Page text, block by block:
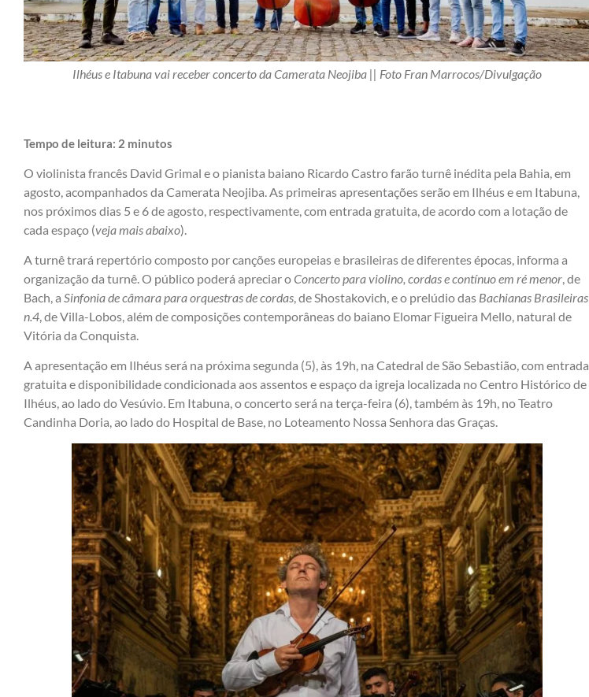
Ilhéus e Itabuna vai receber concerto da Camerata Neojiba || Foto Fran Marrocos/Divulgação
Tempo de leitura: 2 minutos
O violinista francês David Grimal e o pianista baiano Ricardo Castro farão turnê inédita pela Bahia, em
agosto, acompanhados da Camerata Neojiba. As primeiras apresentações serão em Ilhéus e em Itabuna,
nos próximos dias 5 e 6 de agosto, respectivamente, com entrada gratuita, de acordo com a lotação de
cada espaço (veja mais abaixo).
A turnê trará repertório composto por canções europeias e brasileiras de diferentes épocas, informa a
organização da turnê. O público poderá apreciar oConcerto para violino, cordas e contínuo em ré menor, de
Bach, a Sinfonia de câmara para orquestras de cordas, de Shostakovich, e o prelúdio das Bachianas Brasileiras
n.4, de Villa-Lobos, além de composições contemporâneas do baiano Elomar Figueira Mello, natural de
Vitória da Conquista.
A apresentação em Ilhéus será na próxima segunda (5), às 19h, na Catedral de São Sebastião, com entrada
gratuita e disponibilidade condicionada aos assentos e espaço da igreja localizada no Centro Histórico de
Ilhéus, ao lado do Vesúvio. Em Itabuna, o concerto será na terça-feira (6), também às 19h, no Teatro
Candinha Doria, ao lado do Hospital de Base, no Loteamento Nossa Senhora das Graças.